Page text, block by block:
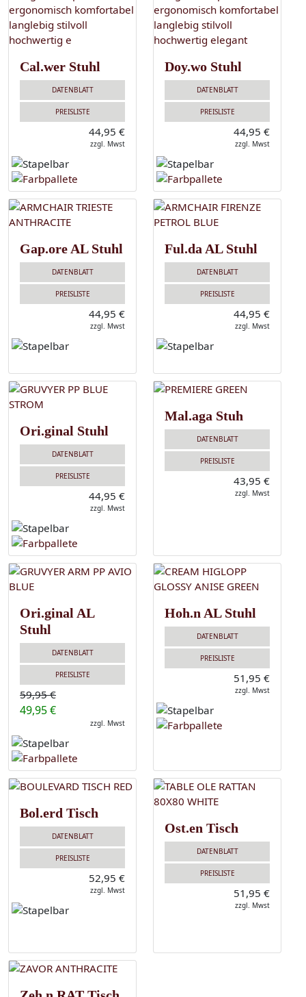
Cal.wer Stuhl
DATENBLATT
PREISLISTE
44,95 €
zzgl. Mwst
Doy.wo Stuhl
DATENBLATT
PREISLISTE
44,95 €
zzgl. Mwst
Gap.ore AL Stuhl
DATENBLATT
PREISLISTE
44,95 €
zzgl. Mwst
Ful.da AL Stuhl
DATENBLATT
PREISLISTE
44,95 €
zzgl. Mwst
Ori.ginal Stuhl
DATENBLATT
PREISLISTE
44,95 €
zzgl. Mwst
Mal.aga Stuh
DATENBLATT
PREISLISTE
43,95 €
zzgl. Mwst
Ori.ginal AL
Stuhl
DATENBLATT
PREISLISTE
59,95 €
49,95 €
zzgl. Mwst
Hoh.n AL Stuhl
DATENBLATT
PREISLISTE
51,95 €
zzgl. Mwst
Bol.erd Tisch
DATENBLATT
PREISLISTE
52,95 €
zzgl. Mwst
Ost.en Tisch
DATENBLATT
PREISLISTE
51,95 €
zzgl. Mwst